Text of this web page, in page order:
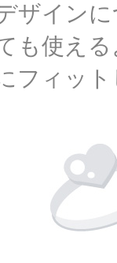
ザイン
も使え
フィッ